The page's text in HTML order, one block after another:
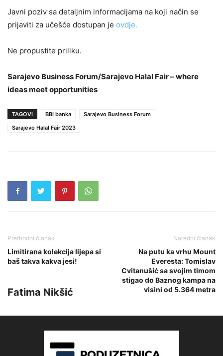
Javni poziv sa detaljnim informacijama na koji način se
prijaviti za učešće dostupan je ovdje.
Ne propustite priliku.
Sarajevo Business Forum/Sarajevo Halal Fair –where
ideas meet opportunities
TAGOVI BBI banka
Sarajevo Business Forum
Sarajevo Halal Fair 2023
Prethodni članak
Limitirana kolekcija lijepa si
baš takva kakva jesi!
Naredni članak
Na putu ka vrhu Mount
Everesta: Tomislav
Cvitanušić sa svojim timom
stigao do Baznog kampa na
visini od 5.364 metra
Fatima Nikšić